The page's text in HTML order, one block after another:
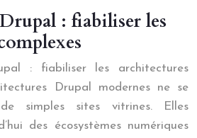
: fiabiliser les
: fiabiliser les architectures
Drupal modernes ne se
simples sites vitrines. Elles
des écosystèmes numériques